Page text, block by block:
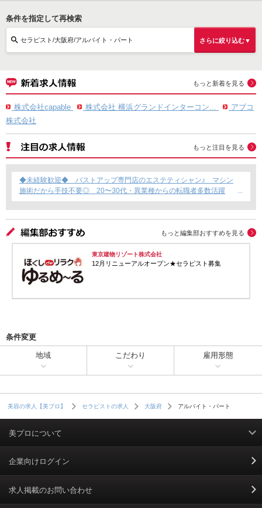
条件を指定して再検索
セラピスト/大阪府/アルバイト・パート さらに絞り込む▼
もっと新着を見る
株式会社capable 株式会社 横浜グランドインターコン...
アブコ
株式会社
もっと注目を見る
◆未経験歓迎◆ バストアップ専門店のエステティシャン♪ マシン
施術だから手技不要◎ 20〜30代・異業種からの転職者多数活躍
中！
もっと編集部おすすめを見る
東京建物リゾート株式会社
12月リニューアルオープン★セラピスト募集
条件変更
地域 こだわり 雇用形態
美容の求人【美プロ】 セラピストの求人 大阪府 アルバイト・パート
美プロについて
利用規約
掲載規約
企業向けログイン
求人掲載のお問い合わせ